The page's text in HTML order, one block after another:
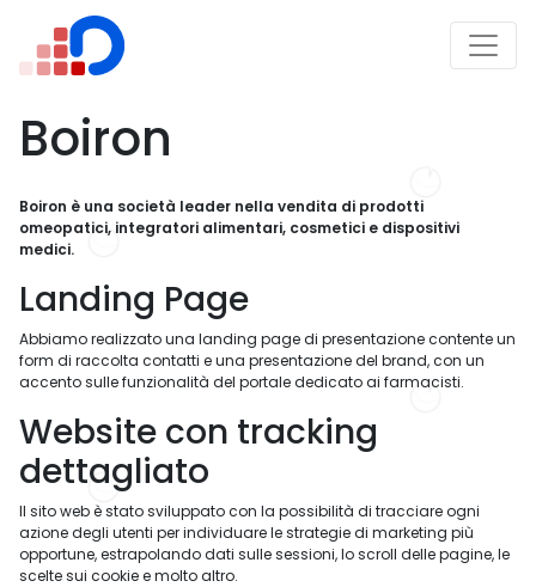
Boiron
Boiron è una società leader nella vendita di prodotti
omeopatici, integratori alimentari, cosmetici e dispositivi
medici.
Landing Page
Abbiamo realizzato una landing page di presentazione contente un
form di raccolta contatti e una presentazione del brand, con un
accento sulle funzionalità del portale dedicato ai farmacisti.
Website con tracking
dettagliato
Il sito web è stato sviluppato con la possibilità di tracciare ogni
azione degli utenti per individuare le strategie di marketing più
opportune, estrapolando dati sulle sessioni, lo scroll delle pagine, le
scelte sui cookie e molto altro.